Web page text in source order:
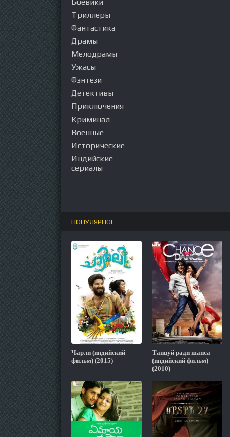
Триллеры
Фантастика
Драмы
Мелодрамы
Ужасы
Фэнтези
Детективы
Приключения
Криминал
Военные
Исторические
Индийские
сериалы
ПОПУЛЯРНОЕ
Чарли (индийский
фильм) (2015)
Танцуй ради шанса
(индийский фильм)
(2010)